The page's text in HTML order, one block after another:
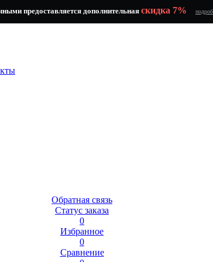
предоставляется дополнительная скидка 7%
Обратная связь
Статус заказа
0
Избранное
0
Сравнение